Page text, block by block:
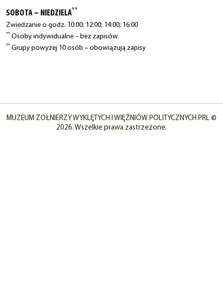
SOBOTA – NIEDZIELA**
Zwiedzanie o godz. 10:00; 12:00; 14:00; 16:00
** Osoby indywidualne – bez zapisów
** Grupy powyżej 10 osób – obowiązują zapisy
MUZEUM ŻOŁNIERZY WYKLĘTYCH I WIĘŹNIÓW POLITYCZNYCH PRL ©
2026. Wszelkie prawa zastrzeżone.